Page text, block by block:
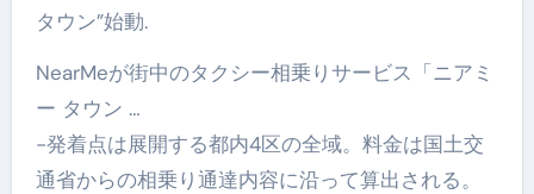
タウン”始動.
NearMeが街中のタクシー相乗りサービス「ニアミ
ー タウン …
-発着点は展開する都内4区の全域。料金は国土交
通省からの相乗り通達内容に沿って算出される。